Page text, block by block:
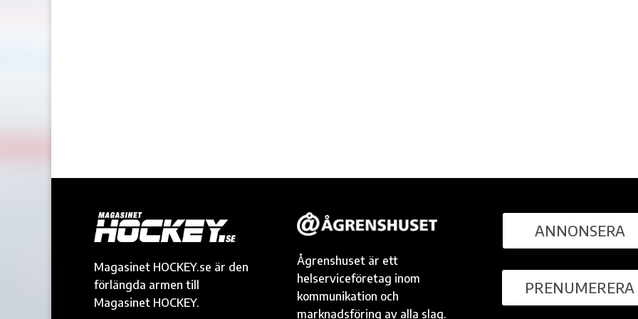
Magasinet HOCKEY.se är den
förlängda armen till
Magasinet HOCKEY.
Ågrenshuset är ett
helserviceföretag inom
kommunikation och
marknadsföring av alla slag.
ANNONSERA
PRENUMERERA